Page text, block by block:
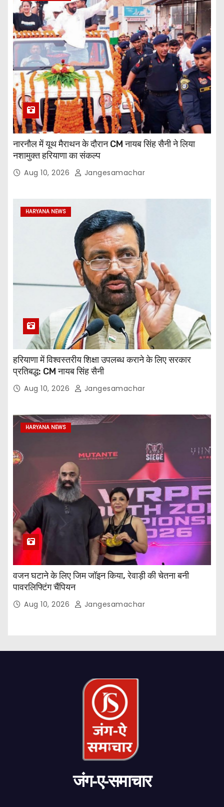
नारनौल में यूथ मैराथन के दौरान CM नायब सिंह सैनी ने लिया
नशामुक्त हरियाणा का संकल्प
Aug 10, 2026 Jangesamachar
HARYANA NEWS
हरियाणा में विश्वस्तरीय शिक्षा उपलब्ध कराने के लिए सरकार
प्रतिबद्ध: CM नायब सिंह सैनी
Aug 10, 2026 Jangesamachar
HARYANA NEWS
वजन घटाने के लिए जिम जॉइन किया, रेवाड़ी की चेतना बनी
पावरलिफ्टिंग चैंपियन
Aug 10, 2026 Jangesamachar
जंग-ए-समाचार